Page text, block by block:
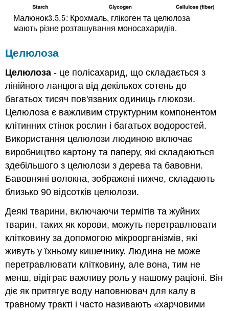
Малюнок3.5.5
3.5.5: Крохмаль, глікоген та целюлоза
мають різне розташування моносахаридів.
Целюлоза
Целюлоза - це полісахарид, що складається з
лінійного ланцюга від декількох сотень до
багатьох тисяч пов'язаних одиниць глюкози.
Целюлоза є важливим структурним компонентом
клітинних стінок рослин і багатьох водоростей.
Використання целюлози людиною включає
виробництво картону та паперу, які складаються
здебільшого з целюлози з дерева та бавовни.
Бавовняні волокна, зображені нижче, складають
близько 90 відсотків целюлози.
Деякі тварини, включаючи термітів та жуйних
тварин, таких як корови, можуть перетравлювати
клітковину за допомогою мікроорганізмів, які
живуть у їхньому кишечнику. Людина не може
перетравлювати клітковину, але вона, тим не
менш, відіграє важливу роль у нашому раціоні. Він
діє як притягує воду наповнювач для калу в
травному тракті і часто називають «харчовими